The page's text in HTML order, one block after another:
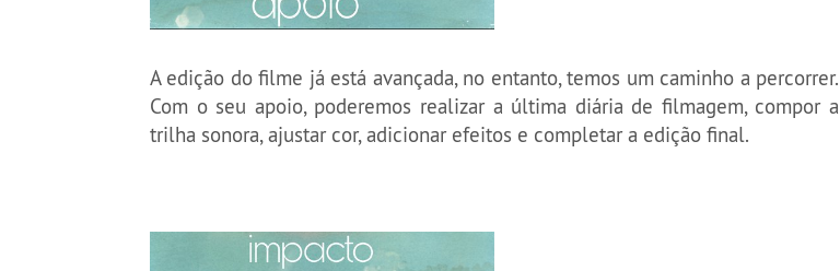
A edição do filme já está avançada, no entanto, temos um caminho a percorrer.
Com o seu apoio, poderemos realizar a última diária de filmagem, compor a
trilha sonora, ajustar cor, adicionar efeitos e completar a edição final.